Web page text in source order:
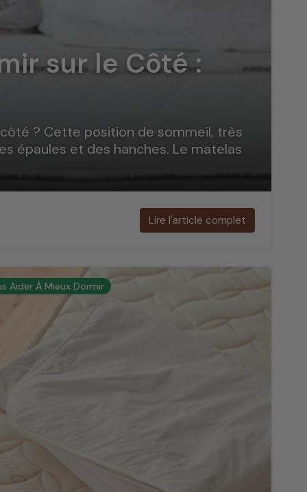
chaque nuit un moment de régénération
sur le Côté :
? Cette position de sommeil, très
épaules et des hanches. Le matelas
Lire l'article complet
Aider À Mieux Dormir